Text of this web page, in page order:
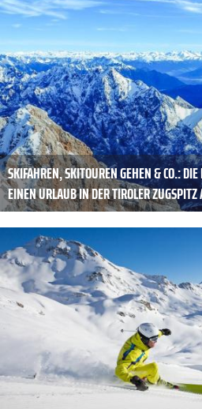
SKIFAHREN, SKITOUREN GEHEN & CO.:
EINEN URLAUB IN DER TIROLER